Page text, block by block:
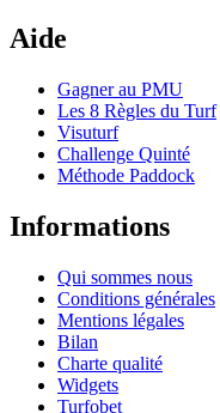
Aide
Gagner au PMU
Les 8 Règles du Turf
Visuturf
Challenge Quinté
Méthode Paddock
Informations
Qui sommes nous
Conditions générales
Mentions légales
Bilan
Charte qualité
Widgets
Turfobet